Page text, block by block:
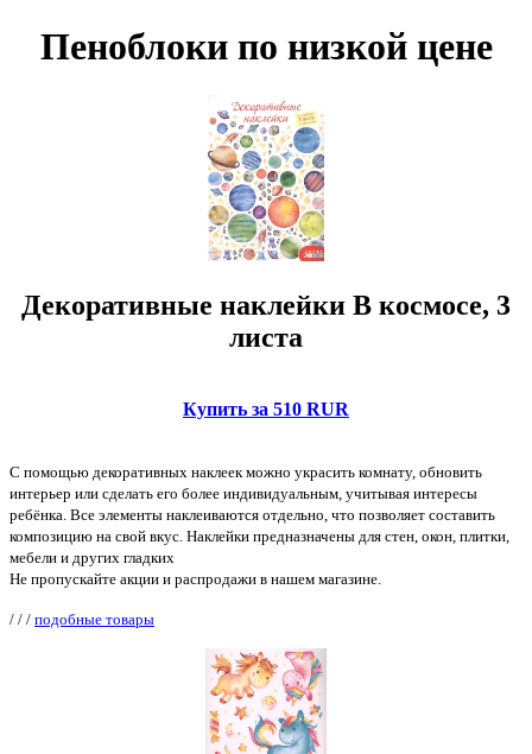
Пеноблоки по низкой цене
Декоративные наклейки В космосе, 3
листа
Купить за 510 RUR
С помощью декоративных наклеек можно украсить комнату, обновить
интерьер или сделать его более индивидуальным, учитывая интересы
ребёнка. Все элементы наклеиваются отдельно, что позволяет составить
композицию на свой вкус. Наклейки предназначены для стен, окон, плитки,
мебели и других гладких
Не пропускайте акции и распродажи в нашем магазине.
/ / / подобные товары